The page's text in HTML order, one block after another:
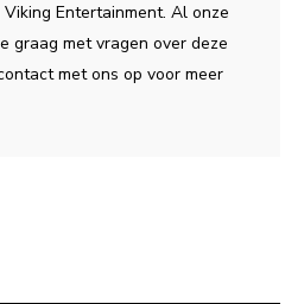
Entertainment. Al onze
graag met vragen over deze
met ons op voor meer